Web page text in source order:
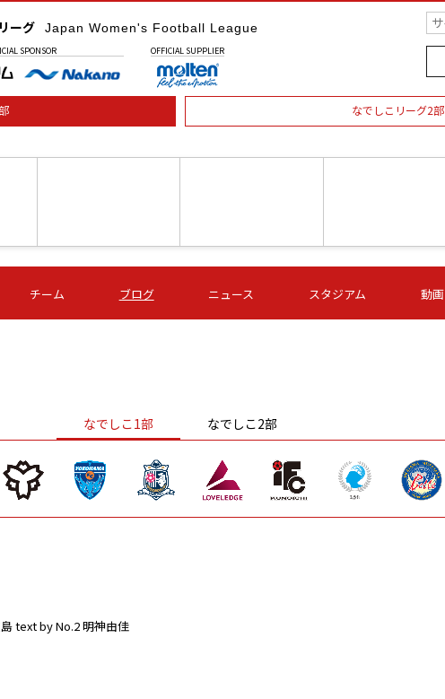
ーグ Japan Women's Football League
SPONSOR OFFICIAL SUPPLIER
なでしこリーグ2部
第16節 09/05 (土) 16:00
ＡＧＦ
-
いちご
-
第16節 09/06 (日) 15:00
-
チーム ブログ ニュース スタジアム 動画
なでしこ1部 なでしこ2部
text by No.2 明神由佳